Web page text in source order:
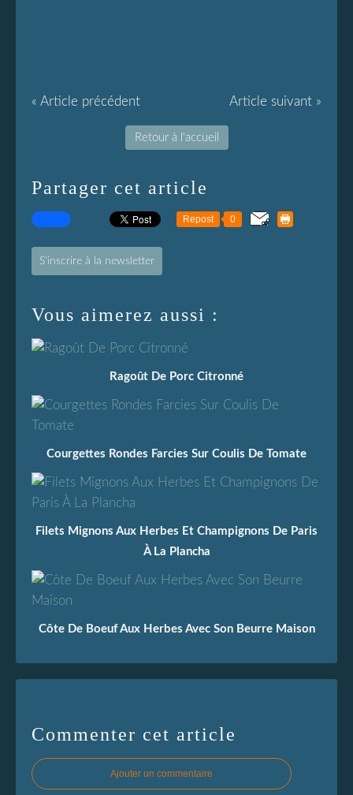
« Article précédent Article suivant »
Retour à l'accueil
Partager cet article
Repost 0
S'inscrire à la newsletter
Vous aimerez aussi :
Ragoût De Porc Citronné
Courgettes Rondes Farcies Sur Coulis De Tomate
Filets Mignons Aux Herbes Et Champignons De Paris
À La Plancha
Côte De Boeuf Aux Herbes Avec Son Beurre Maison
Commenter cet article
Ajouter un commentaire